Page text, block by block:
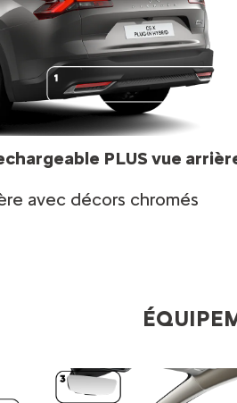
PLUS vue
avec décors chromés